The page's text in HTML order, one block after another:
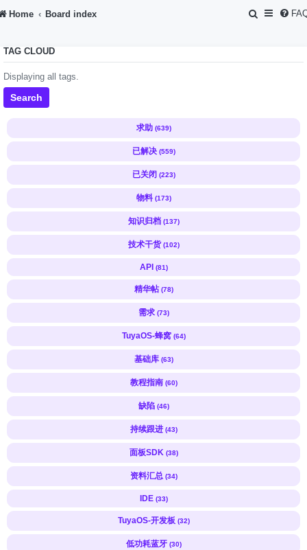
Home Board index
S
TAG CLOUD
Displaying all tags.
Search
求助 (639)
已解决 (559)
已关闭 (223)
物料 (173)
知识归档 (137)
技术干货 (102)
API (81)
精华帖 (78)
需求 (73)
TuyaOS-蜂窝 (64)
基础库 (63)
教程指南 (60)
缺陷 (46)
持续跟进 (43)
面板SDK (38)
资料汇总 (34)
IDE (33)
TuyaOS-开发板 (32)
低功耗蓝牙 (30)